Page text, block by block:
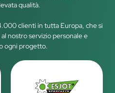
qualità.
clienti in tutta Europa, che si
nostro servizio personale e
ogni progetto.